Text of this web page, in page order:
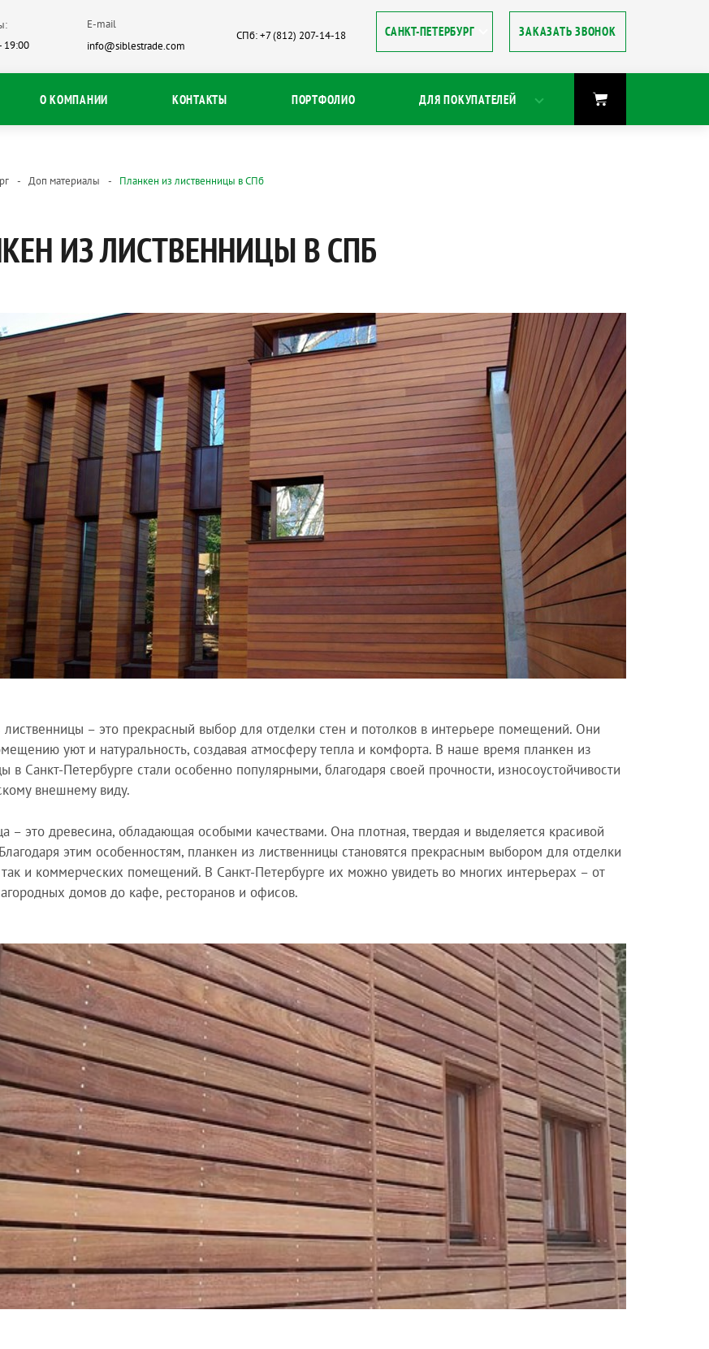
ЗАКАЗАТЬ ЗВОНОК
О КОМПАНИИ КОНТАКТЫ ПОРТФОЛИО ДЛЯ ПОКУПАТЕЛЕЙ
19:00
E-mail
info@siblestrade.com
СПб: +7 (812) 207-14-18
Доп материалы Планкен из лиственницы в СПб
ИЗ ЛИСТВЕННИЦЫ В СПБ
лиственницы – это прекрасный выбор для отделки стен и потолков в интерьере помещений. Они
уют и натуральность, создавая атмосферу тепла и комфорта. В наше время планкен из
в Санкт-Петербурге стали особенно популярными, благодаря своей прочности, износоустойчивости
внешнему виду.
– это древесина, обладающая особыми качествами. Она плотная, твердая и выделяется красивой
этим особенностям, планкен из лиственницы становятся прекрасным выбором для отделки
и коммерческих помещений. В Санкт-Петербурге их можно увидеть во многих интерьерах – от
домов до кафе, ресторанов и офисов.